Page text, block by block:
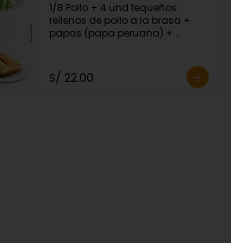
1/8 Pollo + 4 und tequeños
rellenos de pollo a la brasa +
papas (papa peruana) +
S/ 22.00